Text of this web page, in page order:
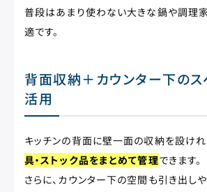
普段はあまり使わない大きな鍋や調理
適です。
背面収納＋カウンター下の
活用
キッチンの背面に壁一面の収納を設けれ
具・ストック品をまとめて管理できます。
さらに、カウンター下の空間も引き出し